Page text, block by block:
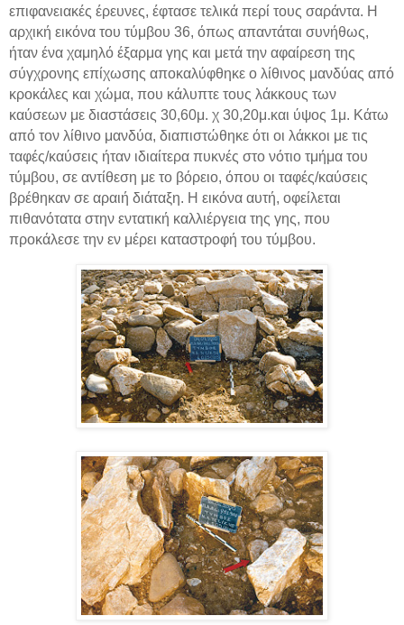
επιφανειακές έρευνες, έφτασε τελικά περί τους σαράντα. Η
αρχική εικόνα του τύμβου 36, όπως απαντάται συνήθως,
ήταν ένα χαμηλό έξαρμα γης και μετά την αφαίρεση της
σύγχρονης επίχωσης αποκαλύφθηκε ο λίθινος μανδύας από
κροκάλες και χώμα, που κάλυπτε τους λάκκους των
καύσεων με διαστάσεις 30,60μ. χ 30,20μ.και ύψος 1μ. Κάτω
από τον λίθινο μανδύα, διαπιστώθηκε ότι οι λάκκοι με τις
ταφές/καύσεις ήταν ιδιαίτερα πυκνές στο νότιο τμήμα του
τύμβου, σε αντίθεση με το βόρειο, όπου οι ταφές/καύσεις
βρέθηκαν σε αραιή διάταξη. Η εικόνα αυτή, οφείλεται
πιθανότατα στην εντατική καλλιέργεια της γης, που
προκάλεσε την εν μέρει καταστροφή του τύμβου.